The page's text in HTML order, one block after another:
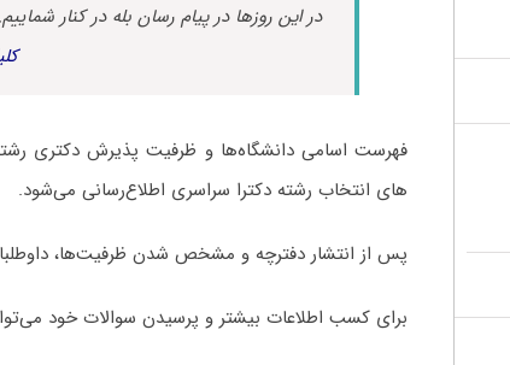
در این روزها در پیام رسان بله در کنار شماییم.
فهرست اسامی دانشگاه‌ها و ظرفیت پذیرش دکتری
های انتخاب رشته دکترا سراسری اطلاع‌رسانی می‌شود.
پس از انتشار دفترچه و مشخص شدن ظرفیت‌ها،
برای کسب اطلاعات بیشتر و پرسیدن سوالات خود